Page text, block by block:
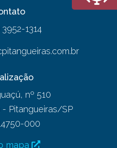
3952-1314
nº 510
- Pitangueiras/SP
000
mapa